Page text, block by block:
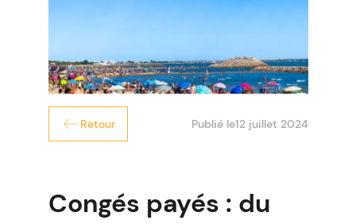
Retour Publié le12 juillet 2024
Congés payés : du